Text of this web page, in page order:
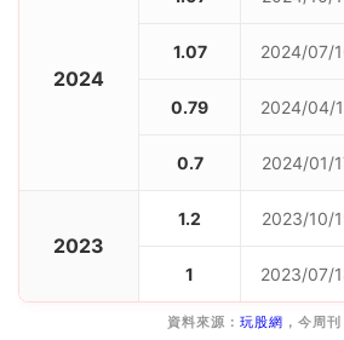
2024
1.07 2024/07/
0.79 2024/04/
0.7 2024/01/
2023
1.2 2023/10/
1 2023/07/
資料來源： 玩股網 ，今周